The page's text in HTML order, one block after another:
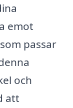
emot
passar
och
att